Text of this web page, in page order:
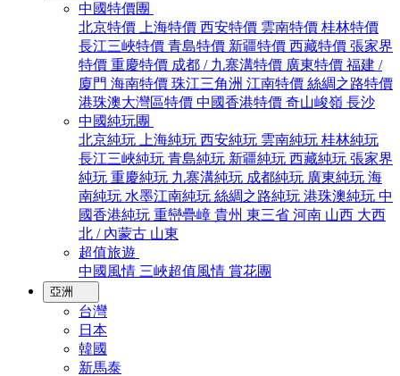
中國特價團
北京特價
上海特價 西安特價 雲南特價 桂林特價
長江三峽特價 青島特價 新疆特價 西藏特價 張家界
特價 重慶特價 成都 / 九寨溝特價 廣東特價 福建 /
廈門 海南特價 珠江三角洲 江南特價 絲綢之路特價
港珠澳大灣區特價 中國香港特價 奇山峻嶺 長沙
中國純玩團
北京純玩
上海純玩 西安純玩 雲南純玩 桂林純玩
長江三峽純玩 青島純玩 新疆純玩 西藏純玩 張家界
純玩 重慶純玩 九寨溝純玩 成都純玩 廣東純玩 海
南純玩 水墨江南純玩 絲綢之路純玩 港珠澳純玩 中
國香港純玩 重巒疊嶂 貴州 東三省 河南 山西 大西
北 / 內蒙古 山東
超值旅遊
中國風情 三峽超值風情 賞花團
亞洲
台灣
日本
韓國
新馬泰